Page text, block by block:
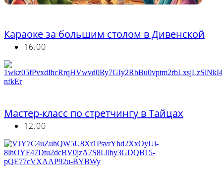
Караоке за большим столом в Дивенской
16.00
Мастер-класс по стретчингу в Тайцах
12.00